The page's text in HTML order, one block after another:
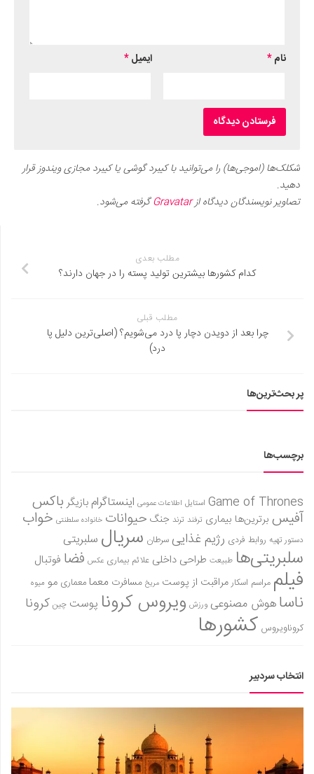
نام* ایمیل*
شکلک‌ها (اموجی‌ها) را می‌توانید با کیبرد گوشی یا کیبرد مجازی ویندوز قرار
دهید.
تصاویر نویسندگان دیدگاه ازGravatarگرفته می‌شود.
مطلب بعدی
کدام کشورها بیشترین تولید پسته را در جهان دارند؟
مطلب قبلی
چرا بعد از دویدن دچار پا درد می‌شویم؟ (اصلی‌ترین دلیل پا
درد)
پر بحث‌ترین‌ها
برچسب‌ها
Game of Thrones استایل اطلاعات عمومی اینستاگرام بازیگر باکس
آفیس برترین‌ها بیماری ترفند ترند جنگ حیوانات خانواده سلطنتی خواب
دستور تهیه روابط فردی رژیم غذاییسرطان سریال سلبریتی
سلبریتی‌ها طبیعت طراحی داخلی علائم بیماری عکس فضا فوتبال
فیلم مراسم اسکارمراقبت از پوست مریخ مسافرت معمامعماری مو میوه
ناساهوش مصنوعی ورزش ویروس کرونا پوست چین کرونا
کروناویروس کشورها
انتخاب سردبیر